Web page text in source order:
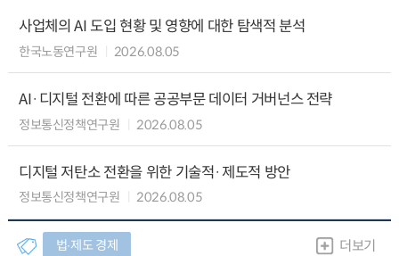
사업체의 AI 도입 현황 및 영향에 대한 탐색적 분석
한국노동연구원 2026.08.05
AI·디지털 전환에 따른 공공부문 데이터 거버넌스 전략
정보통신정책연구원 2026.08.05
디지털 저탄소 전환을 위한 기술적·제도적 방안
정보통신정책연구원 2026.08.05
법∙제도 경제 더보기